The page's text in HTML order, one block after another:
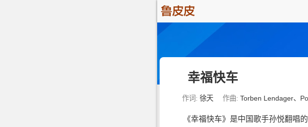
幸福快车
作词: 徐天 作曲: Torben Lendager、
《幸福快车》是中国歌手孙悦翻唱